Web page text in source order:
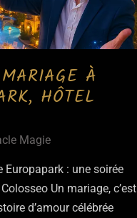
À
HÔTEL
Magie
: une soirée
Un mariage, c’est
d’amour célébrée